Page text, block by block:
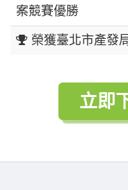
案競賽優勝
榮獲臺北市產發
立即